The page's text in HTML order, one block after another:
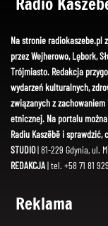
Na stronie radiokaszebe.pl
przez Wejherowo, Lębork,
Trójmiasto. Redakcja
wydarzeń kulturalnych,
związanych z
etnicznej. Na portalu
Radiu Kaszëbë i sprawdzić,
STUDIO| 81-229 Gdynia, ul.
REDAKCJA| tel. +58 71 81
Reklama